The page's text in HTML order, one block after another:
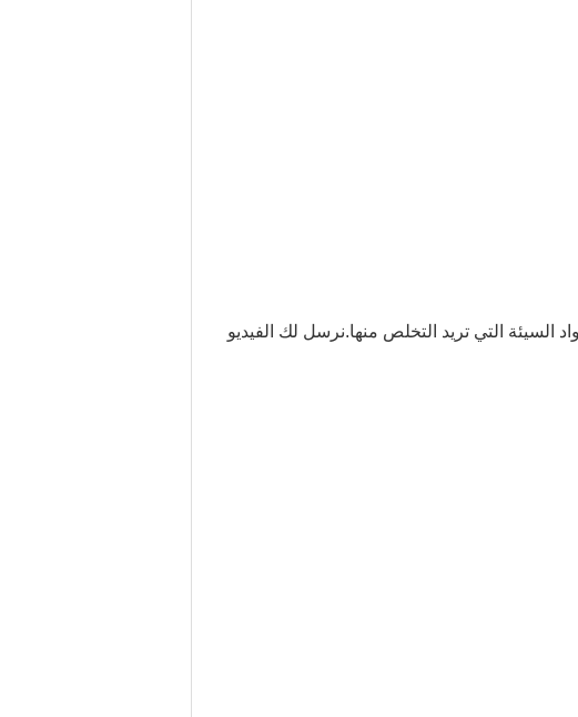
السيئة التي تريد التخلص منها.نرسل لك الفيديو